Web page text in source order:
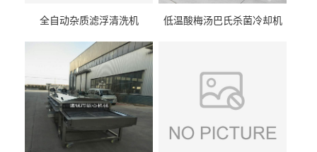
全自动杂质滤浮清洗机 低温酸梅汤巴氏杀菌冷却机